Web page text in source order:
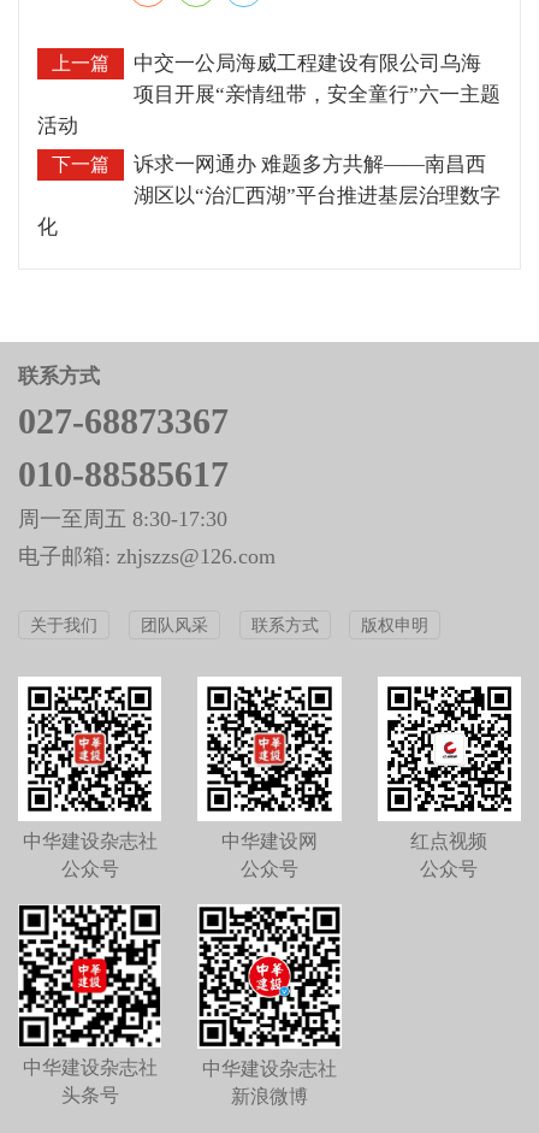
上一篇
中交一公局海威工程建设有限公司乌海
项目开展“亲情纽带，安全童行”六一主题
活动
下一篇
诉求一网通办 难题多方共解——南昌西
湖区以“治汇西湖”平台推进基层治理数字
化
联系方式
027-68873367
010-88585617
周一至周五 8:30-17:30
电子邮箱: zhjszzs@126.com
关于我们 团队风采 联系方式 版权申明
中华建设杂志社
公众号
中华建设网
公众号
红点视频
公众号
中华建设杂志社
头条号
中华建设杂志社
新浪微博